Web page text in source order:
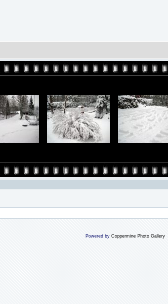
Powered by Coppermine Photo Gallery